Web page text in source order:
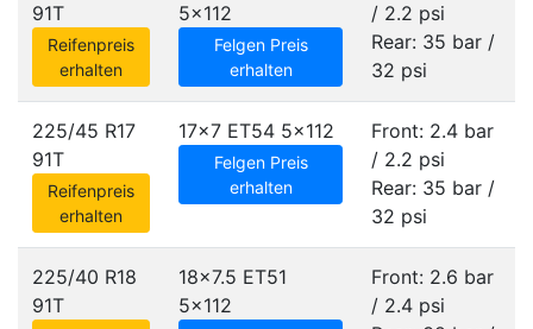
91T
Reifenpreis
erhalten
5x112
Felgen Preis
erhalten
/ 2.2 psi
Rear: 35 bar /
32 psi
225/45 R17
91T
Reifenpreis
erhalten
17x7 ET54 5x112
Felgen Preis
erhalten
Front: 2.4 bar
/ 2.2 psi
Rear: 35 bar /
32 psi
225/40 R18
91T
18x7.5 ET51
5x112
Front: 2.6 bar
/ 2.4 psi